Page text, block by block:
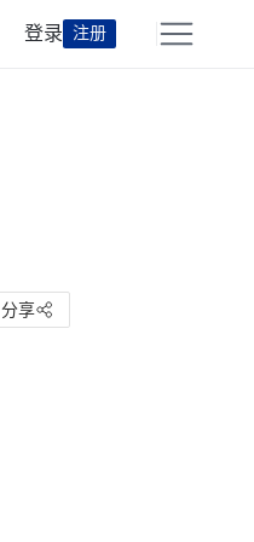
登录 注册
分享